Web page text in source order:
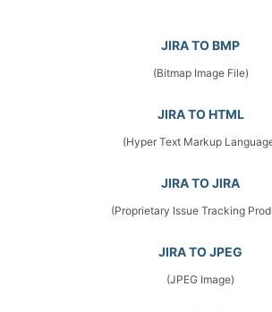
JIRA TO BMP
(Bitmap Image File)
JIRA TO HTML
(Hyper Text Markup
JIRA TO JIRA
(Proprietary Issue Tracking
JIRA TO JPEG
(JPEG Image)